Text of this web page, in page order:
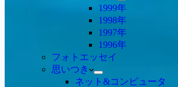
1999年
1998年
1997年
1996年
フォトエッセイ
思いつき
ネット&コンピュータ